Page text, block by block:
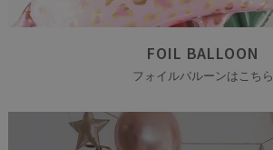
FOIL BALLOON
フォイルバルーンはこちら